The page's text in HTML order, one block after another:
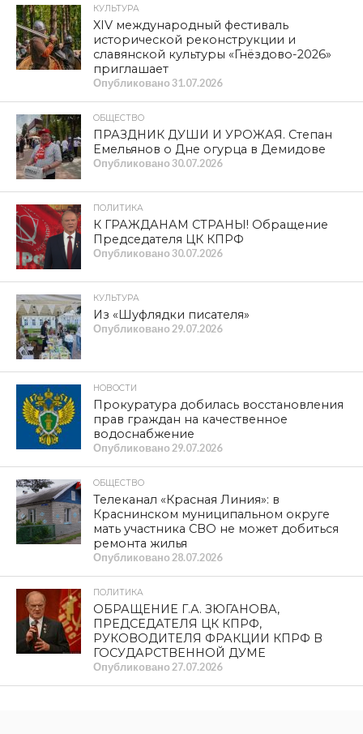
КУЛЬТУРА
XIV международный фестиваль
исторической реконструкции и
славянской культуры «Гнёздово-2026»
приглашает
Опубликовано31.07.2026
ОБЩЕСТВО
ПРАЗДНИК ДУШИ И УРОЖАЯ. Степан
Емельянов о Дне огурца в Демидове
Опубликовано30.07.2026
ПОЛИТИКА
К ГРАЖДАНАМ СТРАНЫ! Обращение
Председателя ЦК КПРФ
Опубликовано30.07.2026
КУЛЬТУРА
Из «Шуфлядки писателя»
Опубликовано29.07.2026
НОВОСТИ
Прокуратура добилась восстановления
прав граждан на качественное
водоснабжение
Опубликовано29.07.2026
ОБЩЕСТВО
Телеканал «Красная Линия»: в
Краснинском муниципальном округе
мать участника СВО не может добиться
ремонта жилья
Опубликовано28.07.2026
ПОЛИТИКА
ОБРАЩЕНИЕ Г.А. ЗЮГАНОВА,
ПРЕДСЕДАТЕЛЯ ЦК КПРФ,
РУКОВОДИТЕЛЯ ФРАКЦИИ КПРФ В
ГОСУДАРСТВЕННОЙ ДУМЕ
Опубликовано27.07.2026